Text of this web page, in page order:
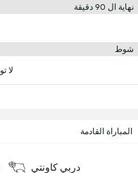
نهاية ال 90 دقيقة
شوط
لا
المباراة القادمة
دربي كاونتي